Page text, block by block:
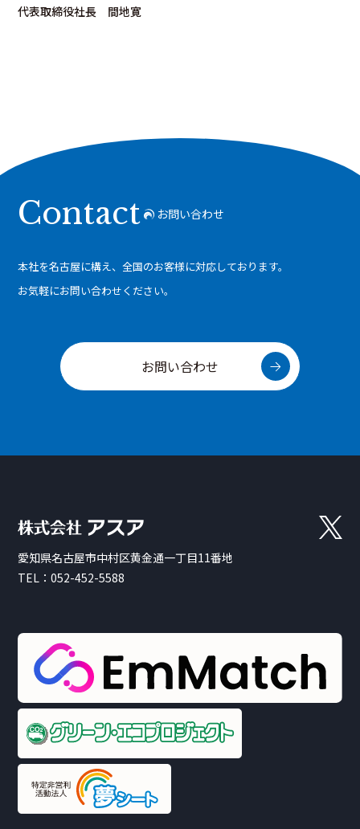
代表取締役社長 間地寛
Contact お問い合わせ
本社を名古屋に構え、全国のお客様に対応しております。
お気軽にお問い合わせください。
お問い合わせ
愛知県名古屋市中村区黄金通一丁目11番地
TEL：052-452-5588